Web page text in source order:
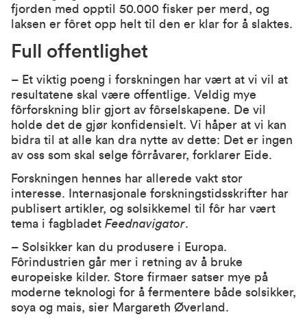
fjorden med opptil 50.000 fisker per merd, og
laksen er fôret opp helt til den er klar for å slaktes.
Full offentlighet
– Et viktig poeng i forskningen har vært at vi vil at
resultatene skal være offentlige. Veldig mye
fôrforskning blir gjort av fôrselskapene. De vil
holde det de gjør konfidensielt. Vi håper at vi kan
bidra til at alle kan dra nytte av dette: Det er ingen
av oss som skal selge fôrråvarer, forklarer Eide.
Forskningen hennes har allerede vakt stor
interesse. Internasjonale forskningstidsskrifter har
publisert artikler, og solsikkemel til fôr har vært
tema i fagbladet Feednavigator.
– Solsikker kan du produsere i Europa.
Fôrindustrien går mer i retning av å bruke
europeiske kilder. Store firmaer satser mye på
moderne teknologi for å fermentere både solsikker,
soya og mais, sier Margareth Øverland.